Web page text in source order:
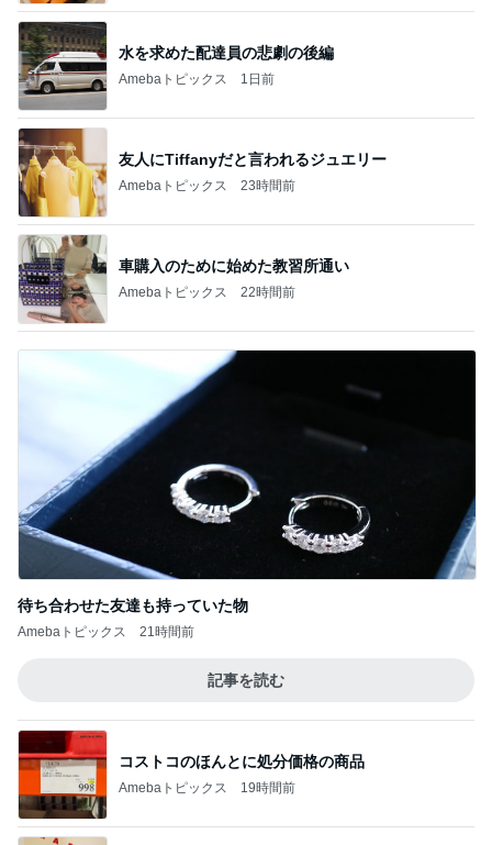
水を求めた配達員の悲劇の後編
Amebaトピックス 1日前
友人にTiffanyだと言われるジュエリー
Amebaトピックス 23時間前
車購入のために始めた教習所通い
Amebaトピックス 22時間前
待ち合わせた友達も持っていた物
Amebaトピックス 21時間前
記事を読む
コストコのほんとに処分価格の商品
Amebaトピックス 19時間前